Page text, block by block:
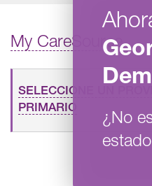
¿No
My CareSource
SELECCIONE UN
PRIMARIO